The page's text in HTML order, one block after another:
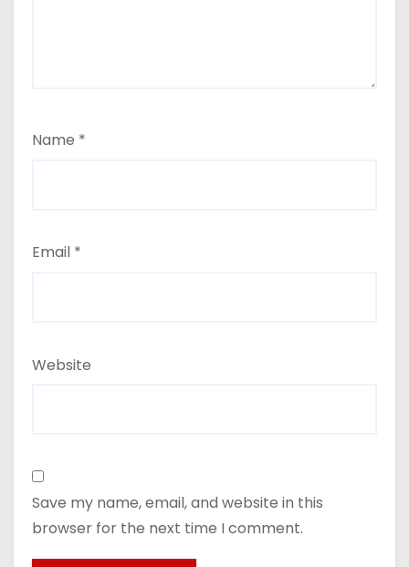
Name *
Email *
Website
Save my name, email, and website in this
browser for the next time I comment.